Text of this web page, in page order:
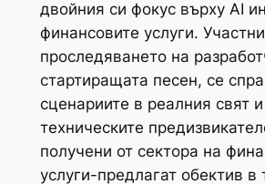
двойния си фокус върху AI
финансовите услуги.
проследяването на
стартиращата песен, се
сценариите в реалния свят и
техническите
получени от сектора на
услуги-предлагат обектив в